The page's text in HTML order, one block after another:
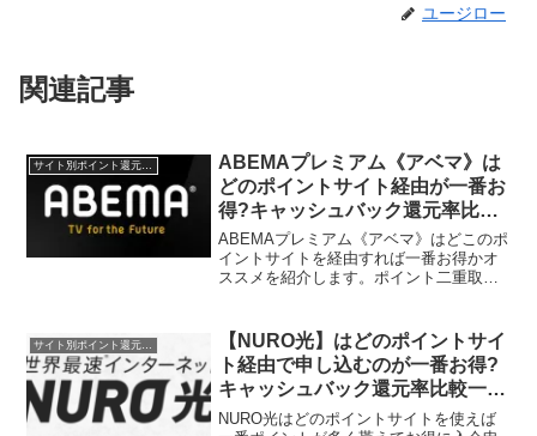
ユージロー
関連記事
サイト別ポイント還元率一覧
ABEMAプレミアム《アベマ》は
どのポイントサイト経由が一番お
得?キャッシュバック還元率比較
一覧2021/10/10
ABEMAプレミアム《アベマ》はどこのポ
イントサイトを経由すれば一番お得かオ
ススメを紹介します。ポイント二重取
【NURO光】はどのポイントサイ
ト経由で申し込むのが一番お得?
キャッシュバック還元率比較一覧
2019/12/1
NURO光はどのポイントサイトを使えば